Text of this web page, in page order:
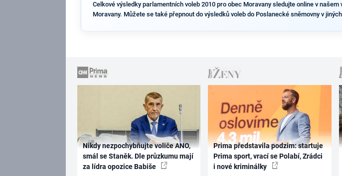
Celkové výsledky parlamentních voleb 2010 pro obec Moravany sledujte online v
Moravany. Můžete se také přepnout do výsledků voleb do Poslanecké sněmovny v
Nikdy nezpochybňujte voliče ANO,
smál se Staněk. Dle průzkumu mají
za lídra opozice Babiše
Prima představila podzim: startuje
Prima sport, vrací se Polabí, Zrádci
i nové kriminálky